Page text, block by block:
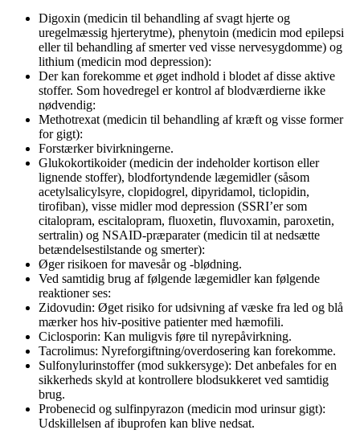
Digoxin (medicin til behandling af svagt hjerte og
uregelmæssig hjerterytme), phenytoin (medicin mod epilepsi
eller til behandling af smerter ved visse nervesygdomme) og
lithium (medicin mod depression):
Der kan forekomme et øget indhold i blodet af disse aktive
stoffer. Som hovedregel er kontrol af blodværdierne ikke
nødvendig:
Methotrexat (medicin til behandling af kræft og visse former
for gigt):
Forstærker bivirkningerne.
Glukokortikoider (medicin der indeholder kortison eller
lignende stoffer), blodfortyndende lægemidler (såsom
acetylsalicylsyre, clopidogrel, dipyridamol, ticlopidin,
tirofiban), visse midler mod depression (SSRI’er som
citalopram, escitalopram, fluoxetin, fluvoxamin, paroxetin,
sertralin) og NSAID-præparater (medicin til at nedsætte
betændelsestilstande og smerter):
Øger risikoen for mavesår og -blødning.
Ved samtidig brug af følgende lægemidler kan følgende
reaktioner ses:
Zidovudin: Øget risiko for udsivning af væske fra led og blå
mærker hos hiv-positive patienter med hæmofili.
Ciclosporin: Kan muligvis føre til nyrepåvirkning.
Tacrolimus: Nyreforgiftning/overdosering kan forekomme.
Sulfonylurinstoffer (mod sukkersyge): Det anbefales for en
sikkerheds skyld at kontrollere blodsukkeret ved samtidig
brug.
Probenecid og sulfinpyrazon (medicin mod urinsur gigt):
Udskillelsen af ibuprofen kan blive nedsat.